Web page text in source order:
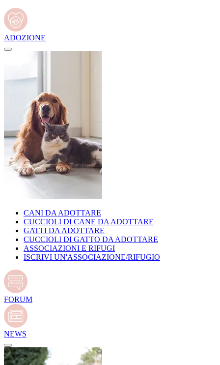
ADOZIONE
CANI DA ADOTTARE
CUCCIOLI DI CANE DA ADOTTARE
GATTI DA ADOTTARE
CUCCIOLI DI GATTO DA ADOTTARE
ASSOCIAZIONI E RIFUGI
ISCRIVI UN'ASSOCIAZIONE/RIFUGIO
FORUM
NEWS